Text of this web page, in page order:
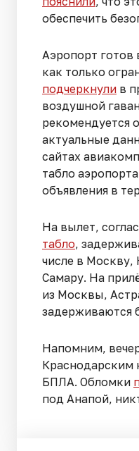
обеспечить
Аэропорт готов
как только
подчеркнули в
воздушной
рекомендуется
актуальные
сайтах
табло
объявления в
На вылет,
табло,
числе в Москву,
Самару. На
из Москвы,
задерживаются
Напомним,
Краснодарским
БПЛА. Обломки
под Анапой,